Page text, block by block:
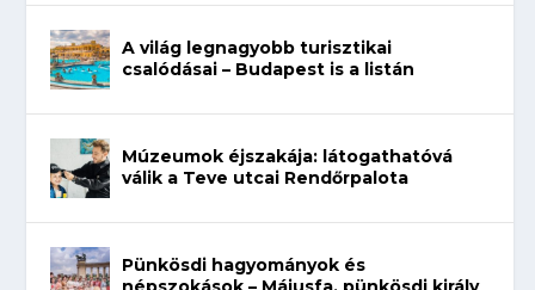
A világ legnagyobb turisztikai
csalódásai – Budapest is a listán
Múzeumok éjszakája: látogathatóvá
válik a Teve utcai Rendőrpalota
Pünkösdi hagyományok és